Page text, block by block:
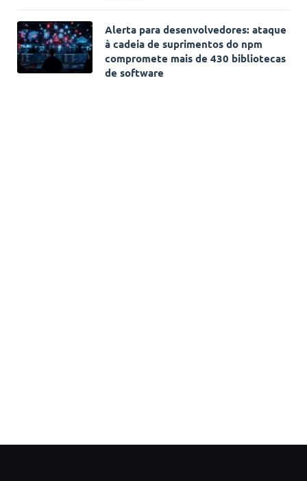
Alerta para desenvolvedores: ataque
à cadeia de suprimentos do npm
compromete mais de 430 bibliotecas
de software